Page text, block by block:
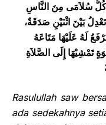
سُلاَمَى مِنَ النَّاسِ
بَيْنَ اثْنَيْنِ صَدَقَةٌ،
لَهُ عَلَيْهَا مَتَاعَهُ
تَمْشِيْهَا إِلَى الصَّلاَةِ
Rasulullah saw
ada sedekahnya